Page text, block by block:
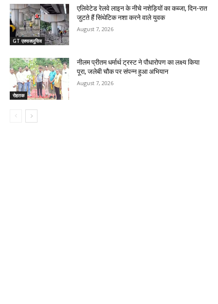
GT एक्सक्लूसिव
एलिवेटेड रेलवे लाइन के नीचे नशेड़ियों का कब्जा, दिन-रात
जुटते हैं सिंथेटिक नशा करने वाले युवक
August 7, 2026
रोहतक
नीलम प्रीतम धर्मार्थ ट्रस्ट ने पौधारोपण का लक्ष्य किया
पूरा, जलेबी चौक पर संपन्न हुआ अभियान
August 7, 2026